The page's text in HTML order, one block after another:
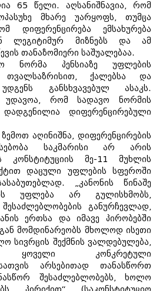
65 წელი. აღსანიშნავია, რომ
მხარე უარყოფს, თუმცა
დიფერენცირება ემსახურება
ლეგიტიმურ მიზნებს და ამ
თანაზომიერი საშუალებაა.
ნორმა პენსიაზე უფლების
თვალსაზრისით, ქალებსა და
უდგენს განსხვავებულ ასაკს.
უდავოა, რომ სადავო ნორმის
დადგენილია დიფერენცირებული
აღინიშნა, დიფერენცირების
საკმარისი არ არის
კონსტიტუციის მე-11 მუხლის
დაცული უფლების სფეროში
„კანონის წინაშე
უფლება არ გულისხმობს,
განურჩევლად,
ერთსა და იმავე პირობებში
მომდინარეობს მხოლოდ ისეთი
სივრცის შექმნის ვალდებულება,
ყოველი კონკრეტული
არსებითად თანასწორთ
შესაძლებლობებს, ხოლო